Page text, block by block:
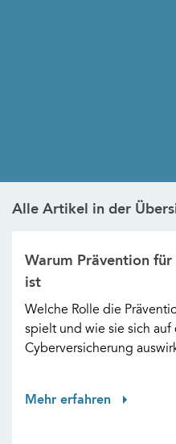
Alle Artikel in der
Warum Prävention für
ist
Welche Rolle die
spielt und wie sie sich auf
Cyberversicherung
Mehr erfahren